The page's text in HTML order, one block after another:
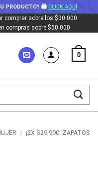
PRODUCTO? 🛍CLICK AQUÍ
comprar sobre los $30.000
compras sobre $50.000
0
/ ¡2X $29.990! ZAPATOS